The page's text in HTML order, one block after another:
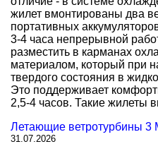
жилет вмонтированы два
портативных
3-4 часа непрерывной
разместить в карманах
материалом, который при
твердого состояния в
Это поддерживает
2,5-4 часов. Такие жилеты
Летающие ветротурбины
31.07.2026